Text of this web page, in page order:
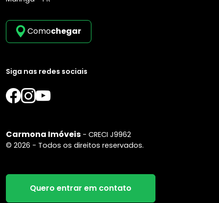
Comochegar
Siga nas redes sociais
Carmona Imóveis - CRECI J9962
© 2026 - Todos os direitos reservados.
Quero entrar em contato